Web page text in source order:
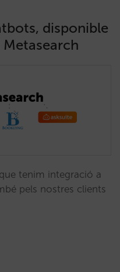
disponible
tenim integració a
pels nostres clients